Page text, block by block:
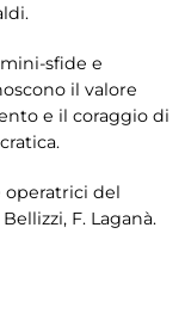
sfide e
il valore
e il coraggio di
operatrici del
F. Laganà.